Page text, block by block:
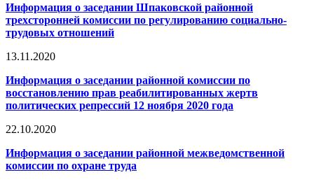
Информация о заседании Шпаковской районной
трехсторонней комиссии по регулированию социально-
трудовых отношений
13.11.2020
Информация о заседании районной комиссии по
восстановлению прав реабилитированных жертв
политических репрессий 12 ноября 2020 года
22.10.2020
Информация о заседании районной межведомственной
комиссии по охране труда